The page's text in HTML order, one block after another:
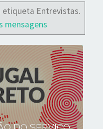
etiqueta Entrevistas.
mensagens